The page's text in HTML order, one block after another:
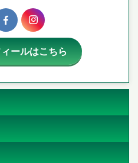
ールはこちら